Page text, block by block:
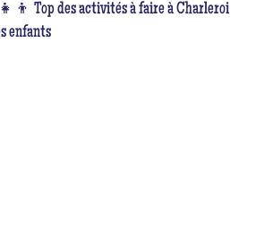
Top des activités à faire à Charleroi
enfants